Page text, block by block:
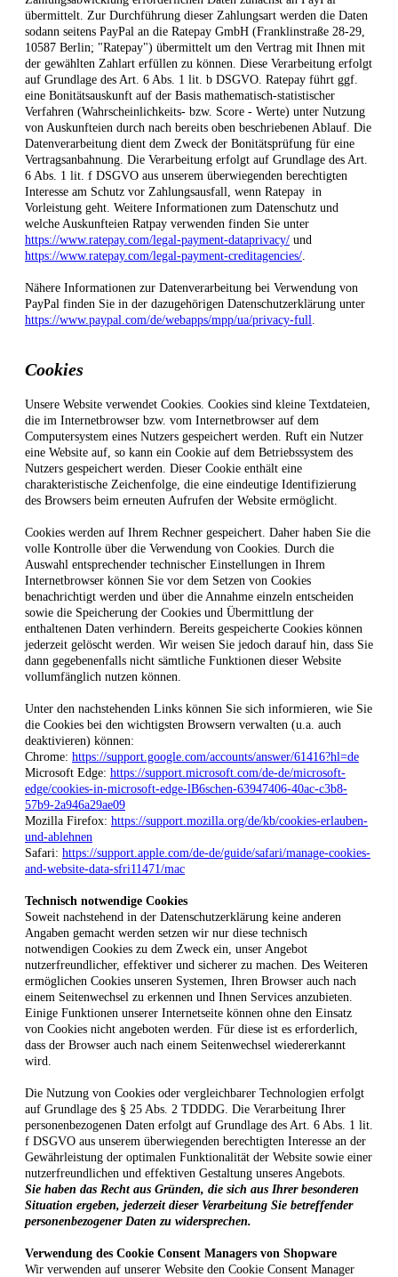
übermittelt. Zur Durchführung dieser Zahlungsart werden die Daten
sodann seitens PayPal an die Ratepay GmbH (Franklinstraße 28-29,
10587 Berlin; "Ratepay") übermittelt um den Vertrag mit Ihnen mit
der gewählten Zahlart erfüllen zu können. Diese Verarbeitung erfolgt
auf Grundlage des Art. 6 Abs. 1 lit. b DSGVO. Ratepay führt ggf.
eine Bonitätsauskunft auf der Basis mathematisch-statistischer
Verfahren (Wahrscheinlichkeits- bzw. Score - Werte) unter Nutzung
von Auskunfteien durch nach bereits oben beschriebenen Ablauf. Die
Datenverarbeitung dient dem Zweck der Bonitätsprüfung für eine
Vertragsanbahnung. Die Verarbeitung erfolgt auf Grundlage des Art.
6 Abs. 1 lit. f DSGVO aus unserem überwiegenden berechtigten
Interesse am Schutz vor Zahlungsausfall, wenn Ratepay in
Vorleistung geht. Weitere Informationen zum Datenschutz und
welche Auskunfteien Ratpay verwenden finden Sie unter
https://www.ratepay.com/legal-payment-dataprivacy/ und
https://www.ratepay.com/legal-payment-creditagencies/
Nähere Informationen zur Datenverarbeitung bei Verwendung von
PayPal finden Sie in der dazugehörigen Datenschutzerklärung unter
https://www.paypal.com/de/webapps/mpp/ua/privacy-full
Cookies
Unsere Website verwendet Cookies. Cookies sind kleine Textdateien,
die im Internetbrowser bzw. vom Internetbrowser auf dem
Computersystem eines Nutzers gespeichert werden. Ruft ein Nutzer
eine Website auf, so kann ein Cookie auf dem Betriebssystem des
Nutzers gespeichert werden. Dieser Cookie enthält eine
charakteristische Zeichenfolge, die eine eindeutige Identifizierung
des Browsers beim erneuten Aufrufen der Website ermöglicht.
Cookies werden auf Ihrem Rechner gespeichert. Daher haben Sie die
volle Kontrolle über die Verwendung von Cookies. Durch die
Auswahl entsprechender technischer Einstellungen in Ihrem
Internetbrowser können Sie vor dem Setzen von Cookies
benachrichtigt werden und über die Annahme einzeln entscheiden
sowie die Speicherung der Cookies und Übermittlung der
enthaltenen Daten verhindern. Bereits gespeicherte Cookies können
jederzeit gelöscht werden. Wir weisen Sie jedoch darauf hin, dass Sie
dann gegebenenfalls nicht sämtliche Funktionen dieser Website
vollumfänglich nutzen können.
Unter den nachstehenden Links können Sie sich informieren, wie Sie
die Cookies bei den wichtigsten Browsern verwalten (u.a. auch
deaktivieren) können:
Chrome: https://support.google.com/accounts/answer/61416?hl=de
Microsoft Edge: https://support.microsoft.com/de-de/microsoft-
edge/cookies-in-microsoft-edge-lB6schen-63947406-40ac-c3b8-
57b9-2a946a29ae09
Mozilla Firefox: https://support.mozilla.org/de/kb/cookies-erlauben-
und-ablehnen
Safari: https://support.apple.com/de-de/guide/safari/manage-cookies-
and-website-data-sfri11471/mac
Technisch notwendige Cookies
Soweit nachstehend in der Datenschutzerklärung keine anderen
Angaben gemacht werden setzen wir nur diese technisch
notwendigen Cookies zu dem Zweck ein, unser Angebot
nutzerfreundlicher, effektiver und sicherer zu machen. Des Weiteren
ermöglichen Cookies unseren Systemen, Ihren Browser auch nach
einem Seitenwechsel zu erkennen und Ihnen Services anzubieten.
Einige Funktionen unserer Internetseite können ohne den Einsatz
von Cookies nicht angeboten werden. Für diese ist es erforderlich,
dass der Browser auch nach einem Seitenwechsel wiedererkannt
wird.
Die Nutzung von Cookies oder vergleichbarer Technologien erfolgt
auf Grundlage des § 25 Abs. 2 TDDDG. Die Verarbeitung Ihrer
personenbezogenen Daten erfolgt auf Grundlage des Art. 6 Abs. 1 lit.
f DSGVO aus unserem überwiegenden berechtigten Interesse an der
Gewährleistung der optimalen Funktionalität der Website sowie einer
nutzerfreundlichen und effektiven Gestaltung unseres Angebots.
Sie haben das Recht aus Gründen, die sich aus Ihrer besonderen
Situation ergeben, jederzeit dieser Verarbeitung Sie betreffender
personenbezogener Daten zu widersprechen.
Verwendung des Cookie Consent Managers von Shopware
Wir verwenden auf unserer Website den Cookie Consent Manager